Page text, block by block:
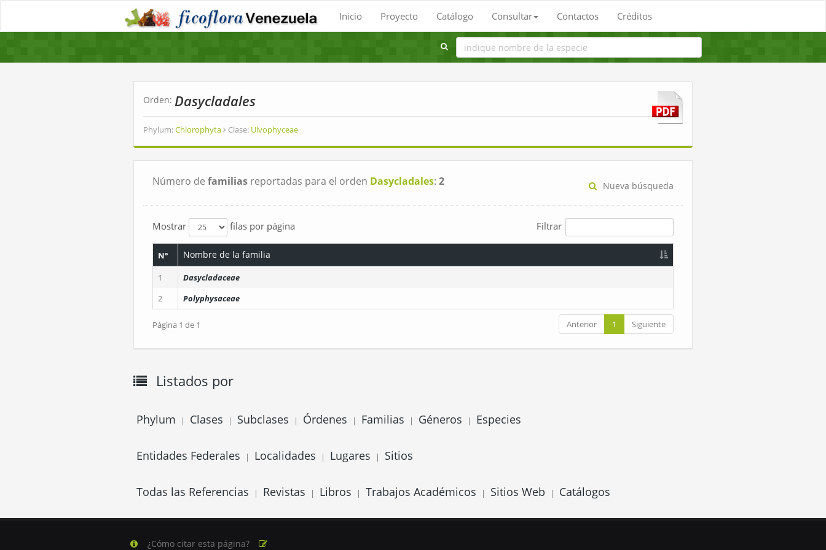
Inicio Proyecto Catálogo Consultar Contactos Créditos
Orden: Dasycladales
Phylum:Chlorophyta Clase: Ulvophyceae
Número de familias reportadas para el orden Dasycladales: 2 Nueva búsqueda
Mostrar filas por página Filtrar
N° Nombre de la familia
1
Dasycladaceae
2
Polyphysaceae
Página 1 de 1 Anterior 1 Siguiente
Listados por
Phylum | Clases | Subclases | Órdenes | Familias | Géneros | Especies
Entidades Federales | Localidades | Lugares | Sitios
Todas las Referencias | Revistas | Libros | Trabajos Académicos | Sitios Web | Catálogos
¿Cómo citar esta página?